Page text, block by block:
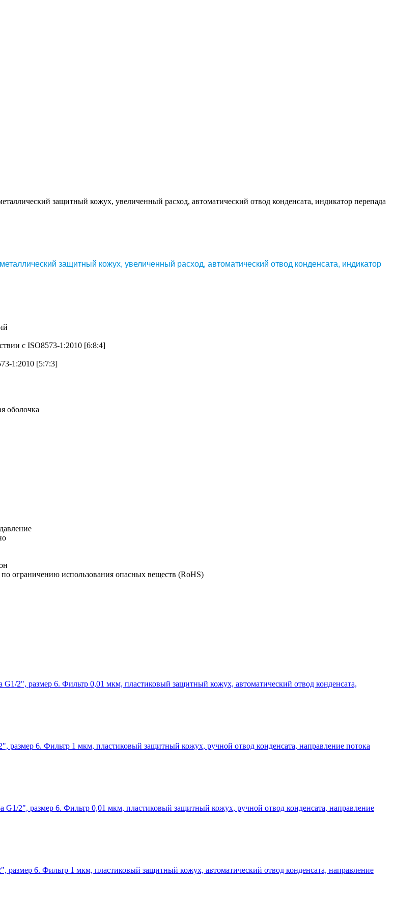
защитный кожух, увеличенный расход, автоматический отвод конденсата, индикатор перепада
защитный кожух, увеличенный расход, автоматический отвод конденсата, индикатор
с ISO8573-1:2010 [6:8:4]
1:2010 [5:7:3]
оболочка
по ограничению использования опасных веществ (RoHS)
G1/2", размер 6. Фильтр 0,01 мкм, пластиковый защитный кожух, автоматический отвод конденсата,
размер 6. Фильтр 1 мкм, пластиковый защитный кожух, ручной отвод конденсата, направление потока
G1/2", размер 6. Фильтр 0,01 мкм, пластиковый защитный кожух, ручной отвод конденсата, направление
размер 6. Фильтр 1 мкм, пластиковый защитный кожух, автоматический отвод конденсата, направление